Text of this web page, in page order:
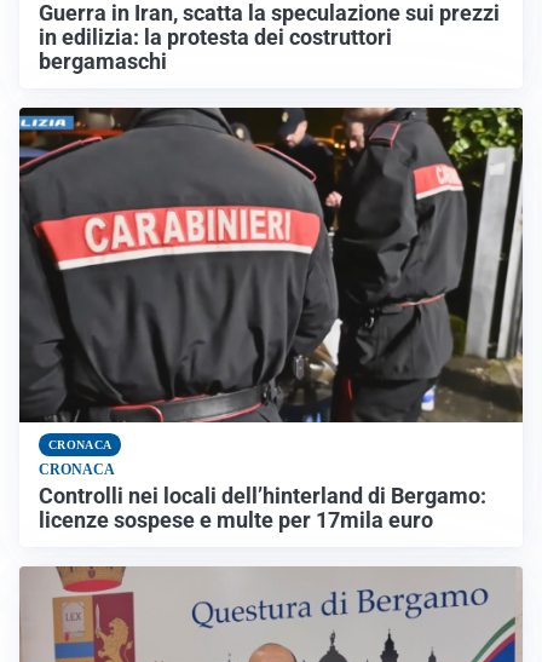
Guerra in Iran, scatta la speculazione sui prezzi
in edilizia: la protesta dei costruttori
bergamaschi
CRONACA
CRONACA
Controlli nei locali dell’hinterland di Bergamo:
licenze sospese e multe per 17mila euro